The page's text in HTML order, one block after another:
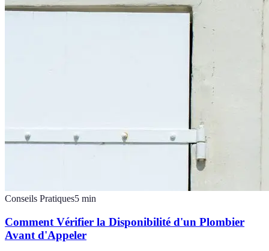
Conseils Pratiques5 min
Comment Vérifier la Disponibilité d'un Plombier
Avant d'Appeler